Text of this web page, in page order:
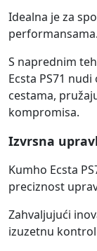
Idealna je za
performansama.
S naprednim
Ecsta PS71
cestama,
kompromisa.
Izvrsna
Kumho Ecsta
preciznost
Zahvaljujući
izuzetnu